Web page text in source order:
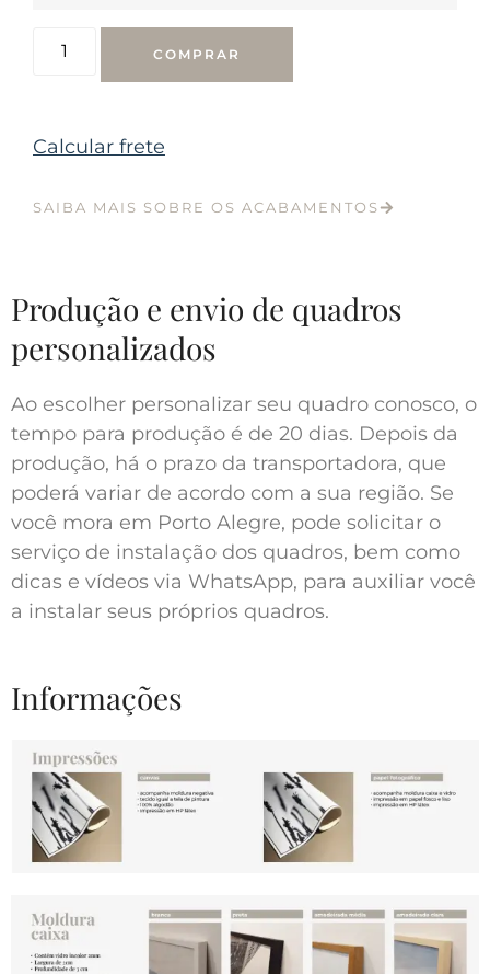
COMPRAR
Calcular frete
SAIBA MAIS SOBRE OS ACABAMENTOS
Produção e envio de quadros
personalizados
Ao escolher personalizar seu quadro conosco, o
tempo para produção é de 20 dias. Depois da
produção, há o prazo da transportadora, que
poderá variar de acordo com a sua região. Se
você mora em Porto Alegre, pode solicitar o
serviço de instalação dos quadros, bem como
dicas e vídeos via WhatsApp, para auxiliar você
a instalar seus próprios quadros.
Informações